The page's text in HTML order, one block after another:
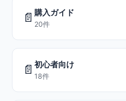
📄 購入ガイド
20件
📄 初心者向け
18件